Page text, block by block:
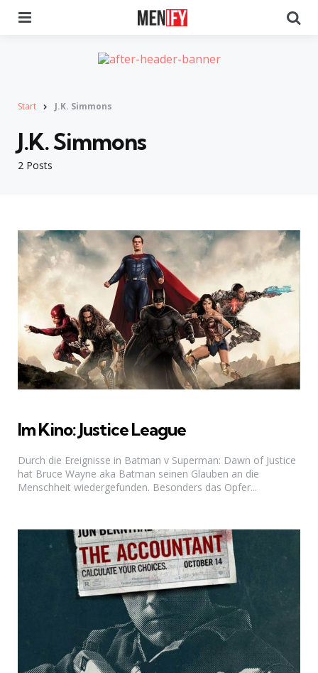
Start J.K. Simmons
2 Posts
J.K. Simmons
Im Kino: Justice League
Durch die Ereignisse in Batman v Superman: Dawn of Justice
hat Bruce Wayne aka Batman seinen Glauben an die
Menschheit wiedergefunden. Besonders das Opfer...